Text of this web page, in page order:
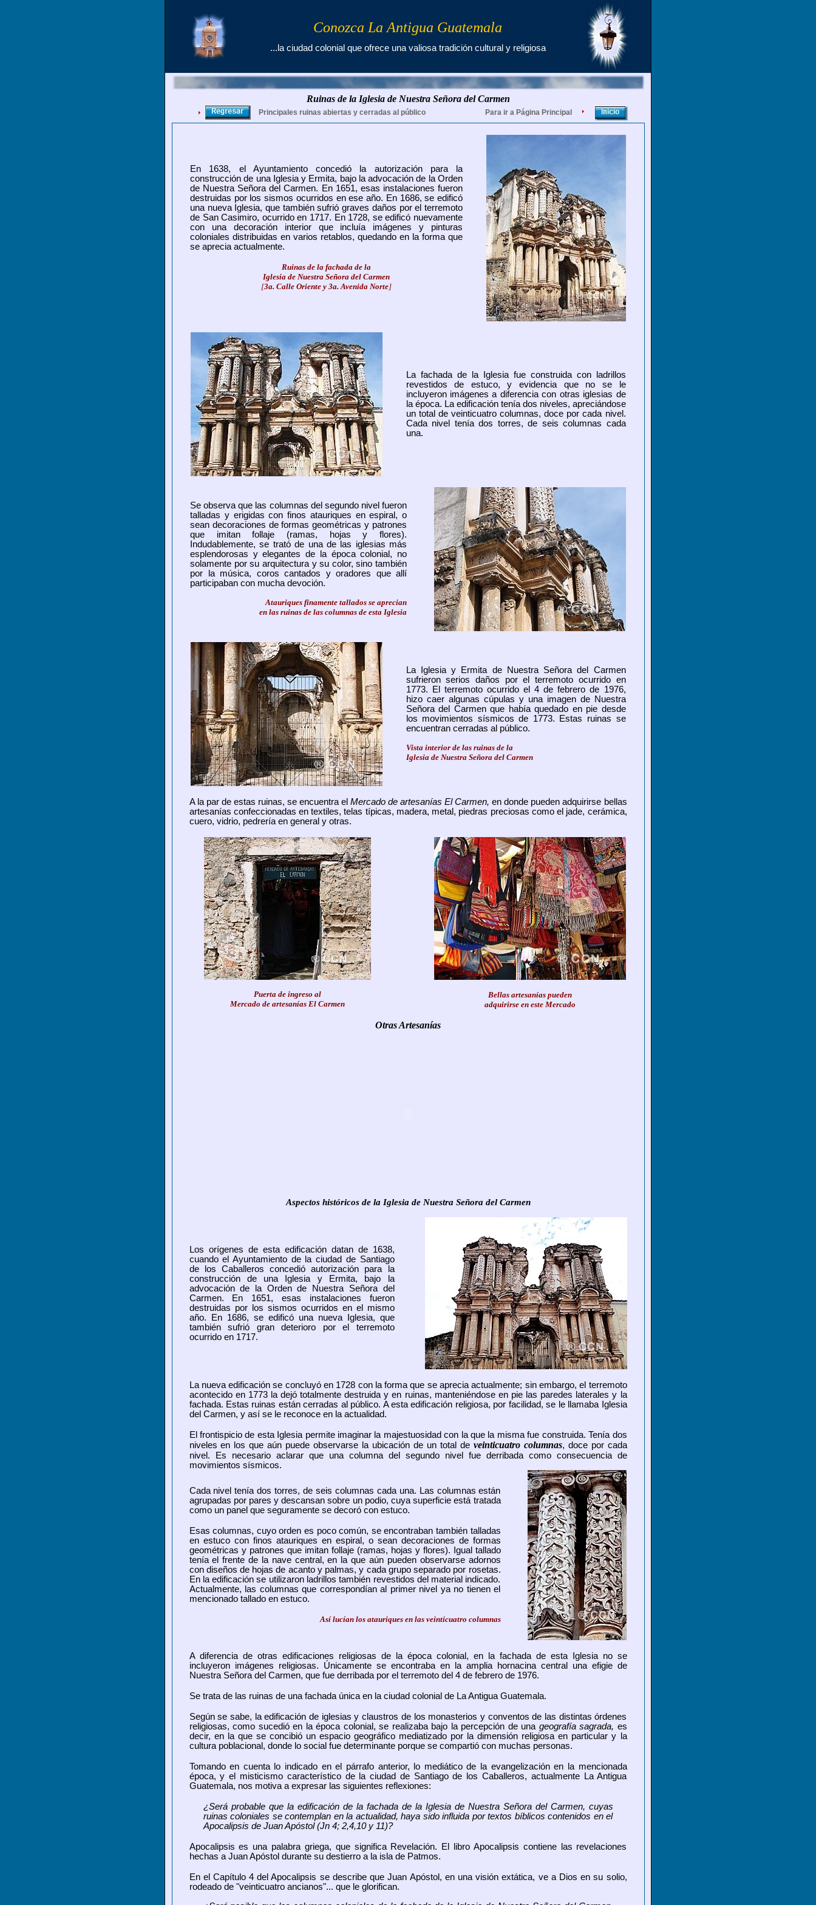
Conozca La Antigua Guatemala
...la ciudad colonial que ofrece una valiosa tradición cultural y religiosa
Ruinas de la Iglesia de Nuestra Señora del Carmen
Principales ruinas abiertas y cerradas al público Para ir a Página Principal
En 1638, el Ayuntamiento concedió la autorización para la
construcción de una Iglesia y Ermita, bajo la advocación de la Orden
de Nuestra Señora del Carmen. En 1651, esas instalaciones fueron
destruidas por los sismos ocurridos en ese año. En 1686, se edificó
una nueva Iglesia, que también sufrió graves daños por el terremoto
de San Casimiro, ocurrido en 1717. En 1728, se edificó nuevamente
con una decoración interior que incluía imágenes y pinturas
coloniales distribuidas en varios retablos, quedando en la forma que
se aprecia actualmente.
Ruinas de la fachada de la
Iglesia de Nuestra Señora del Carmen
[3a. Calle Oriente y 3a. Avenida Norte]
La fachada de la Iglesia fue construida con ladrillos
revestidos de estuco, y evidencia que no se le
incluyeron imágenes a diferencia con otras iglesias de
la época. La edificación tenía dos niveles, apreciándose
un total de veinticuatro columnas, doce por cada nivel.
Cada nivel tenía dos torres, de seis columnas cada
una.
Se observaque las columnas del segundo nivel fueron
talladas y erigidas con finos atauriques en espiral, o
sean decoraciones de formas geométricas y patrones
que imitan follaje (ramas, hojas y flores).
Indudablemente, se trató de una de las iglesias más
esplendorosas y elegantes de la época colonial, no
solamente por su arquitectura y su color, sino también
por la música, coros cantados y oradores que allí
participaban con mucha devoción.
Atauriques finamente tallados se aprecian
en las ruinas de las columnas de esta Iglesia
La Iglesia y Ermita de Nuestra Señora del Carmen
sufrieron serios daños por el terremoto ocurrido en
1773. El terremoto ocurrido el 4 de febrero de 1976,
hizo caer algunas cúpulas y una imagen de Nuestra
Señora del Carmen que había quedado en pie desde
los movimientos sísmicos de 1773. Estas ruinas se
encuentran cerradas al público.
Vista interior de las ruinas de la
Iglesia de Nuestra Señora del Carmen
A la par de estas ruinas, se encuentra el Mercado de artesanías El Carmen, en donde pueden adquirirse bellas
artesanías confeccionadas en textiles, telas típicas, madera, metal, piedras preciosas como el jade, cerámica,
cuero, vidrio, pedrería en general y otras.
Puerta de ingreso al
Mercado de artesanías El Carmen
Bellas artesanías pueden
adquirirse en este Mercado
Otras Artesanías
Aspectos históricos de la Iglesia de Nuestra Señora del Carmen
Los orígenes de esta edificación datan de 1638,
cuando el Ayuntamiento de la ciudad de Santiago
de los Caballeros concedió autorización para la
construcción de una Iglesia y Ermita, bajo la
advocación de la Orden de Nuestra Señora del
Carmen. En 1651, esas instalaciones fueron
destruidas por los sismos ocurridos en el mismo
año. En 1686, se edificó una nueva Iglesia, que
también sufrió gran deterioro por el terremoto
ocurrido en 1717.
La nueva edificación se concluyó en 1728 con la forma que se aprecia actualmente; sin embargo, el terremoto
acontecido en 1773 la dejó totalmente destruida y en ruinas, manteniéndose en pie las paredes laterales y la
fachada. Estas ruinas están cerradas al público. A esta edificación religiosa, por facilidad, se le llamaba Iglesia
del Carmen, y así se le reconoce en la actualidad.
El frontispicio de esta Iglesia permite imaginar la majestuosidad con la que la misma fue construida. Tenía dos
niveles en los que aún puede observarse la ubicación de un total de veinticuatro columnas, doce por cada
nivel. Es necesario aclarar que una columna del segundo nivel fue derribada como consecuencia de
movimientos sísmicos.
Cada nivel tenía dos torres, de seis columnas cada una. Las columnas están
agrupadas por pares y descansan sobre un podio, cuya superficie está tratada
como un panel que seguramente se decoró con estuco.
Esas columnas, cuyo orden es poco común, se encontraban también talladas
en estuco con finos atauriques en espiral, o sean decoraciones de formas
geométricas y patrones que imitan follaje (ramas, hojas y flores). Igual tallado
tenía el frente de la nave central, en la que aún pueden observarse adornos
con diseños de hojas de acanto y palmas, y cada grupo separado por rosetas.
En la edificación se utilizaron ladrillos también revestidos del material indicado.
Actualmente, las columnas que correspondían al primer nivel ya no tienen el
mencionado tallado en estuco.
Así lucían los atauriques en las veinticuatro columnas
A diferencia de otras edificaciones religiosas de la época colonial, en la fachada de esta Iglesia no se
incluyeron imágenes religiosas. Únicamente se encontraba en la amplia hornacina central una efigie de
Nuestra Señora del Carmen, que fue derribada por el terremoto del 4 de febrero de 1976.
Se trata de las ruinas de una fachada única en la ciudad colonial de La Antigua Guatemala.
Según se sabe, la edificación de iglesias y claustros de los monasterios y conventos de las distintas órdenes
religiosas, como sucedió en la época colonial, se realizaba bajo la percepción de una geografía sagrada, es
decir, en la que se concibió un espacio geográfico mediatizado por la dimensión religiosa en particular y la
cultura poblacional, donde lo social fue determinante porque se compartió con muchas personas.
Tomando en cuenta lo indicado en el párrafo anterior, lo mediático de la evangelización en la mencionada
época, y el misticismo característico de la ciudad de Santiago de los Caballeros, actualmente La Antigua
Guatemala, nos motiva a expresar las siguientes reflexiones:
¿Será probable que la edificación de la fachada de la Iglesia de Nuestra Señora del Carmen, cuyas
ruinas coloniales se contemplan en la actualidad, haya sido influida por textos bíblicos contenidos en el
Apocalipsis de Juan Apóstol (Jn 4; 2,4,10 y 11)?
Apocalipsis es una palabra griega, que significa Revelación. El libro Apocalipsis contiene las revelaciones
hechas a Juan Apóstol durante su destierro a la isla de Patmos.
En el Capítulo 4 del Apocalipsis se describe que Juan Apóstol, en una visión extática, ve a Dios en su solio,
rodeado de "veinticuatro ancianos"... que le glorifican.